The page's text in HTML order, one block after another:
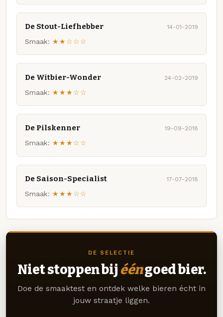
De Stout-Liefhebber 14-01-2019
Smaak: ★★☆☆☆
De Witbier-Wonder 24-02-2019
Smaak: ★★★☆☆
De Pilskenner 19-09-2018
Smaak: ★★★☆☆
De Saison-Specialist 17-07-2018
Smaak: ★★★☆☆
DE SELECTIE
Niet stoppen bij ééngoed bier.
Doe de smaaktest en ontdek welke bieren écht in
jouw straatje liggen.